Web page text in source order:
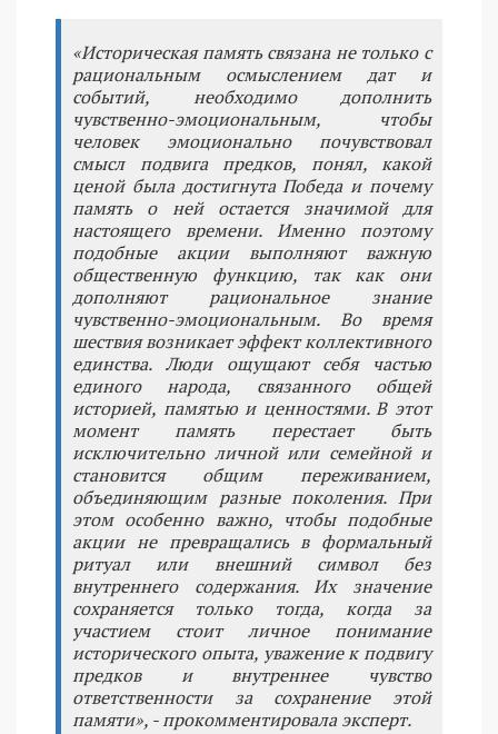
«Историческая память связана не только с
рациональным осмыслением дат и
событий, необходимо дополнить
чувственно-эмоциональным, чтобы
человек эмоционально почувствовал
смысл подвига предков, понял, какой
ценой была достигнута Победа и почему
память о ней остается значимой для
настоящего времени. Именно поэтому
подобные акции выполняют важную
общественную функцию, так как они
дополняют рациональное знание
чувственно-эмоциональным. Во время
шествия возникает эффект коллективного
единства. Люди ощущают себя частью
единого народа, связанного общей
историей, памятью и ценностями. В этот
момент память перестает быть
исключительно личной или семейной и
становится общим переживанием,
объединяющим разные поколения. При
этом особенно важно, чтобы подобные
акции не превращались в формальный
ритуал или внешний символ без
внутреннего содержания. Их значение
сохраняется только тогда, когда за
участием стоит личное понимание
исторического опыта, уважение к подвигу
предков и внутреннее чувство
ответственности за сохранение этой
памяти», - прокомментировала эксперт.